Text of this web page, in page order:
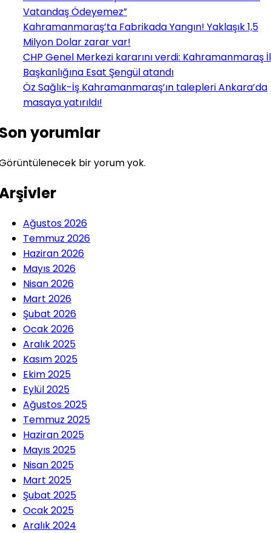
Vatandaş Ödeyemez”
Kahramanmaraş’ta Fabrikada Yangın! Yaklaşık 1,5
Milyon Dolar zarar var!
CHP Genel Merkezi kararını verdi: Kahramanmaraş İl
Başkanlığına Esat Şengül atandı
Öz Sağlık-İş Kahramanmaraş’ın talepleri Ankara’da
masaya yatırıldı!
yorumlar
bir yorum yok.
Ağustos 2026
Temmuz 2026
Haziran 2026
Mayıs 2026
Nisan 2026
Mart 2026
Şubat 2026
Ocak 2026
Aralık 2025
Kasım 2025
Ekim 2025
Eylül 2025
Ağustos 2025
Temmuz 2025
Haziran 2025
Mayıs 2025
Nisan 2025
Mart 2025
Şubat 2025
Ocak 2025
Aralık 2024